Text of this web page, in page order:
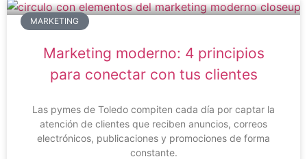
MARKETING
Marketing moderno: 4 principios
para conectar con tus clientes
Las pymes de Toledo compiten cada día por captar la
atención de clientes que reciben anuncios, correos
electrónicos, publicaciones y promociones de forma
constante.